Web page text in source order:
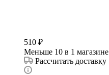
510 ₽
Меньше 10 в 1 магазине
Рассчитать доставку